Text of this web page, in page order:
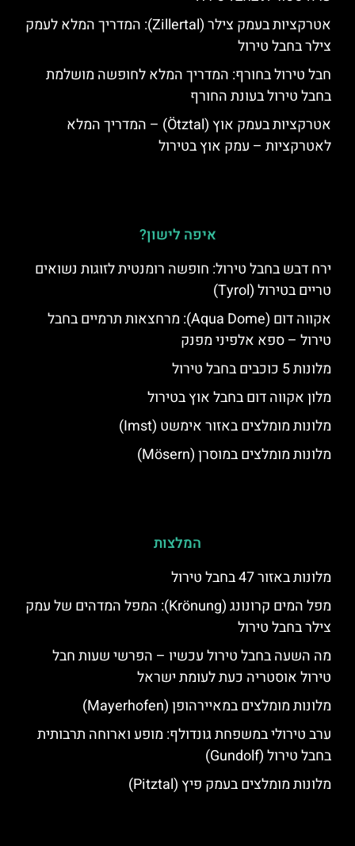
אטרקציות בעמק צילר (Zillertal): המדריך המלא לעמק
צילר בחבל טירול
חבל טירול בחורף: המדריך המלא לחופשה מושלמת
בחבל טירול בעונת החורף
אטרקציות בעמק אוץ (Ötztal) – המדריך המלא
לאטרקציות – עמק אוץ בטירול
איפה לישון?
ירח דבש בחבל טירול: חופשה רומנטית לזוגות נשואים
טריים בטירול (Tyrol)
אקווה דום (Aqua Dome): מרחצאות תרמיים בחבל
טירול – ספא אלפיני מפנק
מלונות 5 כוכבים בחבל טירול
מלון אקווה דום בחבל אוץ בטירול
מלונות מומלצים באזור אימשט (Imst)
מלונות מומלצים במוסרן (Mösern)
המלצות
מלונות באזור 47 בחבל טירול
מפל המים קרונונג (Krönung): המפל המדהים של עמק
צילר בחבל טירול
מה השעה בחבל טירול עכשיו – הפרשי שעות חבל
טירול אוסטריה כעת לעומת ישראל
מלונות מומלצים במאיירהופן (Mayerhofen)
ערב טירולי במשפחת גונדולף: מופע וארוחה תרבותית
בחבל טירול (Gundolf)
מלונות מומלצים בעמק פיץ (Pitztal)